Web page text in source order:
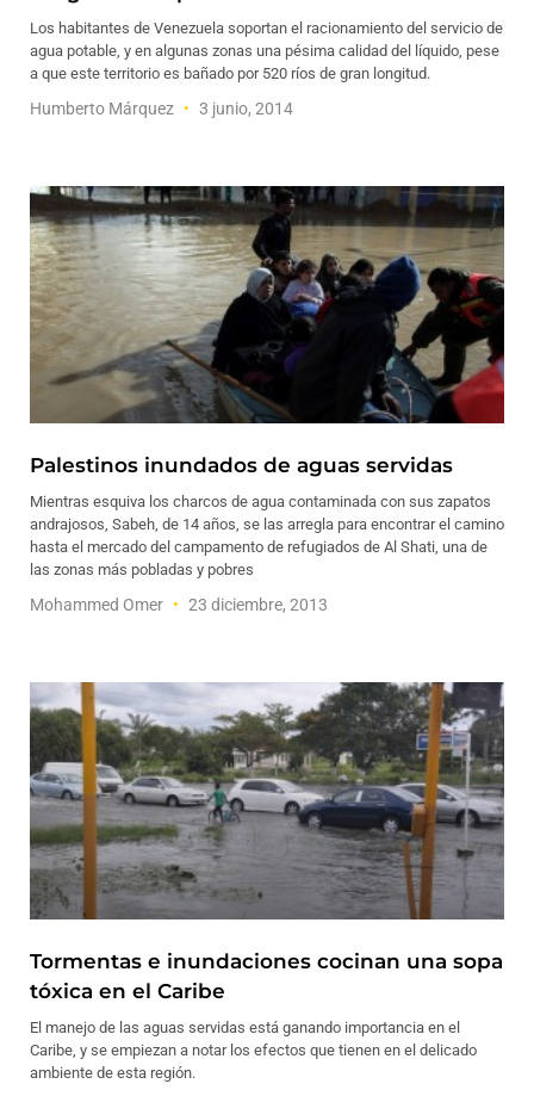
Los habitantes de Venezuela soportan el racionamiento del servicio de
agua potable, y en algunas zonas una pésima calidad del líquido, pese
a que este territorio es bañado por 520 ríos de gran longitud.
Humberto Márquez 3 junio, 2014
Palestinos inundados de aguas servidas
Mientras esquiva los charcos de agua contaminada con sus zapatos
andrajosos, Sabeh, de 14 años, se las arregla para encontrar el camino
hasta el mercado del campamento de refugiados de Al Shati, una de
las zonas más pobladas y pobres
Mohammed Omer 23 diciembre, 2013
Tormentas e inundaciones cocinan una sopa
tóxica en el Caribe
El manejo de las aguas servidas está ganando importancia en el
Caribe, y se empiezan a notar los efectos que tienen en el delicado
ambiente de esta región.